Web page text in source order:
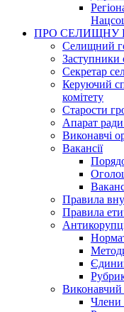
ПРО СЕЛИЩНУ
Селищний
Заступники
Секретар
Керуючий
комітету
Старости
Апарат ради
Виконавчі
Вакансії
Правила
Правила
Виконавчий
Члени